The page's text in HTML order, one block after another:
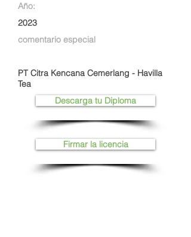
Año:
2023
comentario especial
PT Citra Kencana Cemerlang - Havilla
Tea
Descarga tu Diploma
Firmar la licencia